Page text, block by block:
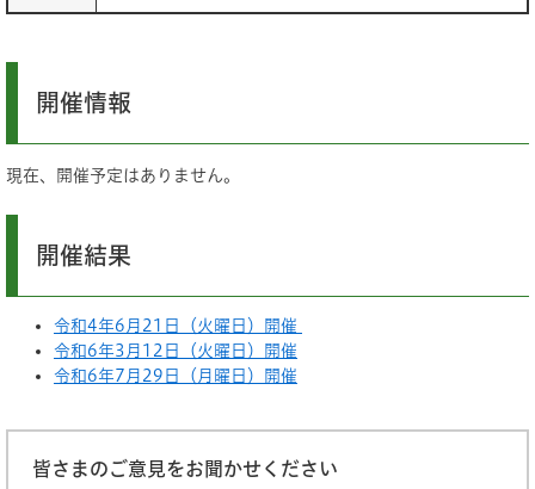
開催情報
現在、開催予定はありません。
開催結果
令和4年6月21日（火曜日）開催
令和6年3月12日（火曜日）開催
令和6年7月29日（月曜日）開催
皆さまのご意見をお聞かせください